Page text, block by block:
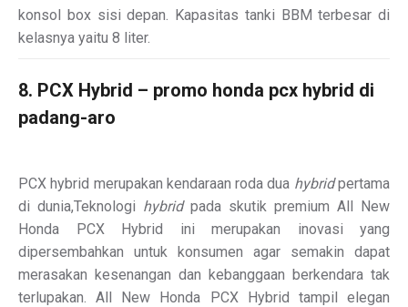
konsol box sisi depan. Kapasitas tanki BBM terbesar di
kelasnya yaitu 8 liter.
8. PCX Hybrid – promo honda pcx hybrid di
padang-aro
PCX hybrid merupakan kendaraan roda dua hybridpertama
di dunia,Teknologi hybridpada skutik premium All New
Honda PCX Hybrid ini merupakan inovasi yang
dipersembahkan untuk konsumen agar semakin dapat
merasakan kesenangan dan kebanggaan berkendara tak
terlupakan. All New Honda PCX Hybrid tampil elegan